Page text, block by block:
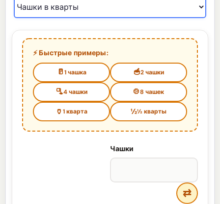
⚡ Быстрые примеры:
🥛1 чашка 🥣2 чашки
🫗4 чашки 🍲8 чашек
🏺1 кварта ½½ кварты
Чашки
⇄